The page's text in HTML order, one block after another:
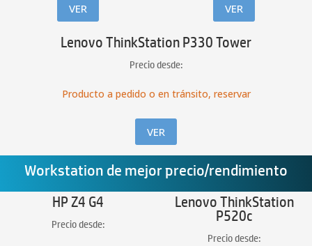
VER VER
Lenovo ThinkStation P330 Tower
Precio desde:
Producto a pedido o en tránsito, reservar
VER
Workstation de mejor precio/rendimiento
HP Z4 G4
Precio desde:
Lenovo ThinkStation
P520c
Precio desde: